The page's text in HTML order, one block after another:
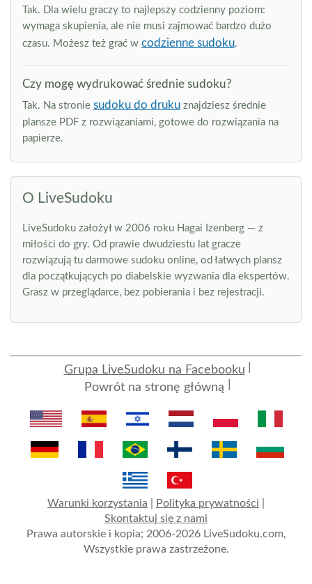
Tak. Dla wielu graczy to najlepszy codzienny poziom:
wymaga skupienia, ale nie musi zajmować bardzo dużo
czasu. Możesz też grać w codzienne sudoku.
Czy mogę wydrukować średnie sudoku?
Tak. Na stronie sudoku do druku znajdziesz średnie
plansze PDF z rozwiązaniami, gotowe do rozwiązania na
papierze.
O LiveSudoku
LiveSudoku założył w 2006 roku Hagai Izenberg — z
miłości do gry. Od prawie dwudziestu lat gracze
rozwiązują tu darmowe sudoku online, od łatwych plansz
dla początkujących po diabelskie wyzwania dla ekspertów.
Grasz w przeglądarce, bez pobierania i bez rejestracji.
Grupa LiveSudoku na Facebooku
Powrót na stronę główną
Warunki korzystania Polityka prywatności
Skontaktuj się z nami
Prawa autorskie i kopia; 2006-2026 LiveSudoku.com,
Wszystkie prawa zastrzeżone.